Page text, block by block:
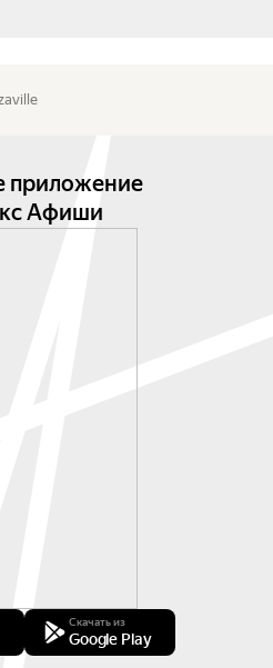
приложение
Афиши
Скачать из
Google Play